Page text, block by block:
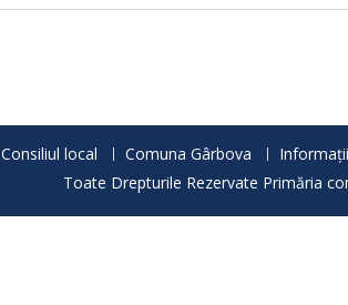
Consiliul local Comuna Gârbova
Toate Drepturile Rezervate Primăria